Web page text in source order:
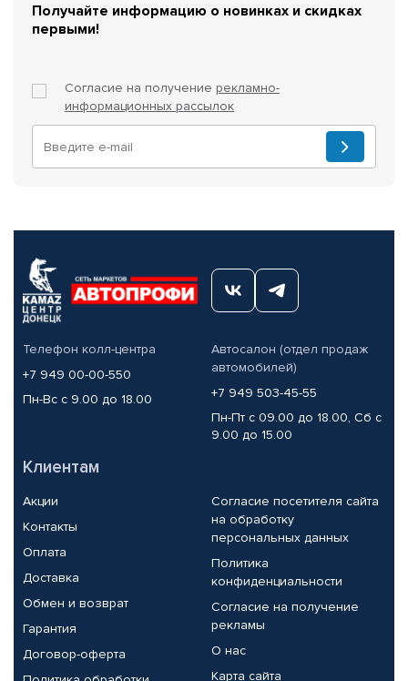
Получайте информацию о новинках и скидках
первыми!
Согласие на получение рекламно-
информационных рассылок
Телефон колл-центра
+7 949 00-00-550
Пн-Вс с 9.00 до 18.00
Автосалон (отдел продаж
автомобилей)
+7 949 503-45-55
Пн-Пт с 09.00 до 18.00, Сб с
9.00 до 15.00
Клиентам
Акции
Контакты
Оплата
Доставка
Обмен и возврат
Гарантия
Договор-оферта
Согласие посетителя сайта
на обработку
персональных данных
Политика
конфиденциальности
Согласие на получение
рекламы
О нас
Карта сайта